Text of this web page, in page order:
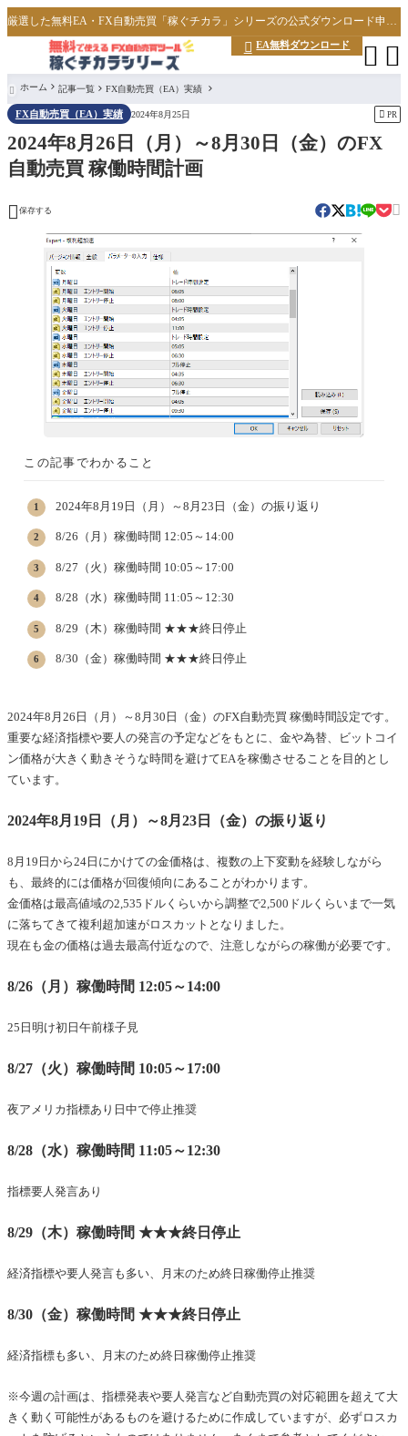
厳選した無料EA・FX自動売買「稼ぐチカラ」シリーズの公式ダウンロード申し込みサイト
 EA無料ダウンロード  
 ホーム 記事一覧 FX自動売買（EA）実績
FX自動売買（EA）実績 2024年8月25日  PR
2024年8月26日（月）～8月30日（金）のFX
自動売買 稼働時間計画
 保存する 
この記事でわかること
2024年8月19日（月）～8月23日（金）の振り返り
8/26（月）稼働時間 12:05～14:00
8/27（火）稼働時間 10:05～17:00
8/28（水）稼働時間 11:05～12:30
8/29（木）稼働時間 ★★★終日停止
8/30（金）稼働時間 ★★★終日停止
2024年8月26日（月）～8月30日（金）のFX自動売買 稼働時間設定です。
重要な経済指標や要人の発言の予定などをもとに、金や為替、ビットコイ
ン価格が大きく動きそうな時間を避けてEAを稼働させることを目的とし
ています。
2024年8月19日（月）～8月23日（金）の振り返り
8月19日から24日にかけての金価格は、複数の上下変動を経験しながら
も、最終的には価格が回復傾向にあることがわかります。
金価格は最高値域の2,535ドルくらいから調整で2,500ドルくらいまで一気
に落ちてきて複利超加速がロスカットとなりました。
現在も金の価格は過去最高付近なので、注意しながらの稼働が必要です。
8/26（月）稼働時間 12:05～14:00
25日明け初日午前様子見
8/27（火）稼働時間 10:05～17:00
夜アメリカ指標あり日中で停止推奨
8/28（水）稼働時間 11:05～12:30
指標要人発言あり
8/29（木）稼働時間 ★★★終日停止
経済指標や要人発言も多い、月末のため終日稼働停止推奨
8/30（金）稼働時間 ★★★終日停止
経済指標も多い、月末のため終日稼働停止推奨
※今週の計画は、指標発表や要人発言など自動売買の対応範囲を超えて大
きく動く可能性があるものを避けるために作成していますが、必ずロスカ